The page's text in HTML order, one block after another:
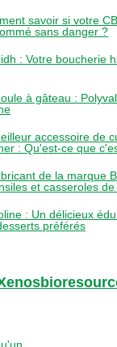
savoir si votre
sans danger ?
: Votre boucherie
à gâteau :
accessoire de
: Qu'est-ce que
de la marque
et casseroles
: Un délicieux
préférés